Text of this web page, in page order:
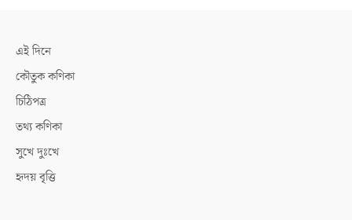
এই দিনে
কৌতুক কণিকা
চিঠিপত্র
তথ্য কণিকা
সুখে দুঃখে
হৃদয় বৃত্তি